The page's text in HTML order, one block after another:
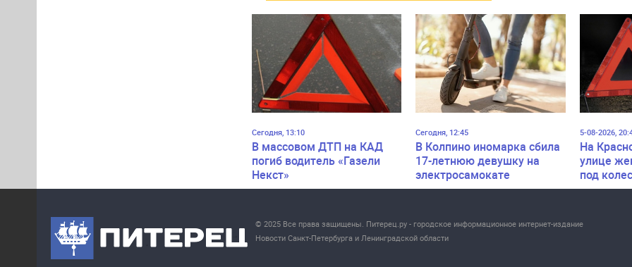
Сегодня, 13:10
В массовом ДТП на КАД
погиб водитель «Газели
Некст»
Сегодня, 12:45
В Колпино иномарка сбила
17-летнюю девушку на
электросамокате
5-08-2026,
На
улице
под
© 2025 Все права защищены. Питерец.ру - городское информационное интернет-издание
Новости Санкт-Петербурга и Ленинградской области